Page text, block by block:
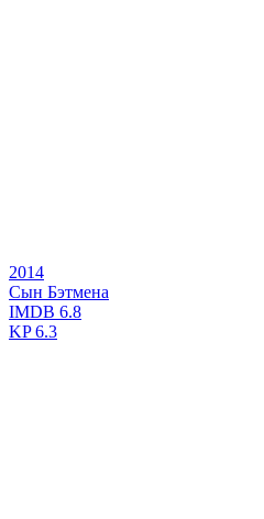
2014
Сын Бэтмена
IMDB 6.8
KP6.3